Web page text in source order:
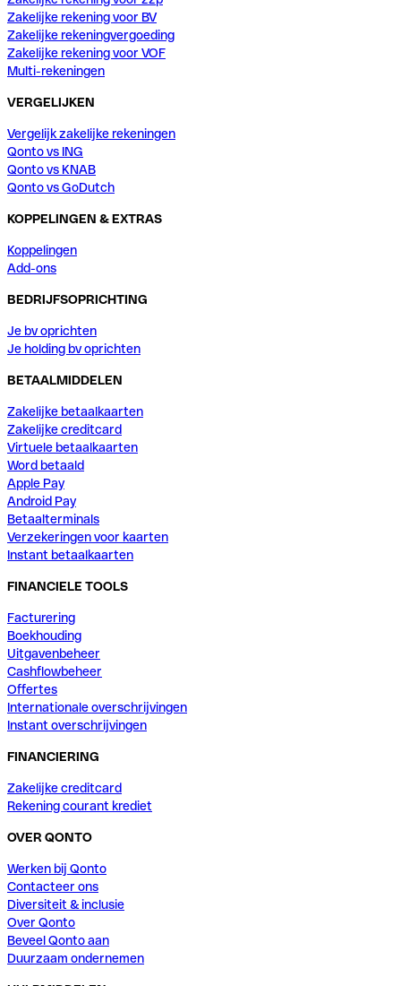
Zakelijke rekening voor BV
Zakelijke rekeningvergoeding
Zakelijke rekening voor VOF
Multi-rekeningen
VERGELIJKEN
Vergelijk zakelijke rekeningen
Qonto vs ING
Qonto vs KNAB
Qonto vs GoDutch
KOPPELINGEN & EXTRAS
Koppelingen
Add-ons
BEDRIJFSOPRICHTING
Je bv oprichten
Je holding bv oprichten
BETAALMIDDELEN
Zakelijke betaalkaarten
Zakelijke creditcard
Virtuele betaalkaarten
Word betaald
Apple Pay
Android Pay
Betaalterminals
Verzekeringen voor kaarten
Instant betaalkaarten
FINANCIELE TOOLS
Facturering
Boekhouding
Uitgavenbeheer
Cashflowbeheer
Offertes
Internationale overschrijvingen
Instant overschrijvingen
FINANCIERING
Zakelijke creditcard
Rekening courant krediet
OVER QONTO
Werken bij Qonto
Contacteer ons
Diversiteit & inclusie
Over Qonto
Beveel Qonto aan
Duurzaam ondernemen